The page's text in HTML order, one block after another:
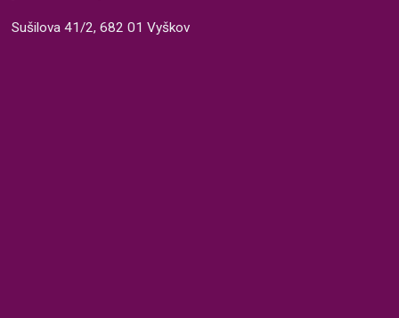
Sušilova 41/2, 682 01 Vyškov